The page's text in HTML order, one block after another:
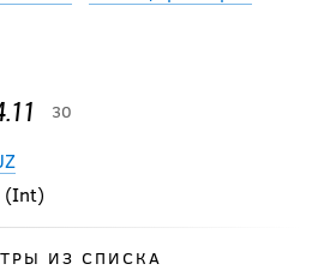
30
(Int)
ИЗ СПИСКА